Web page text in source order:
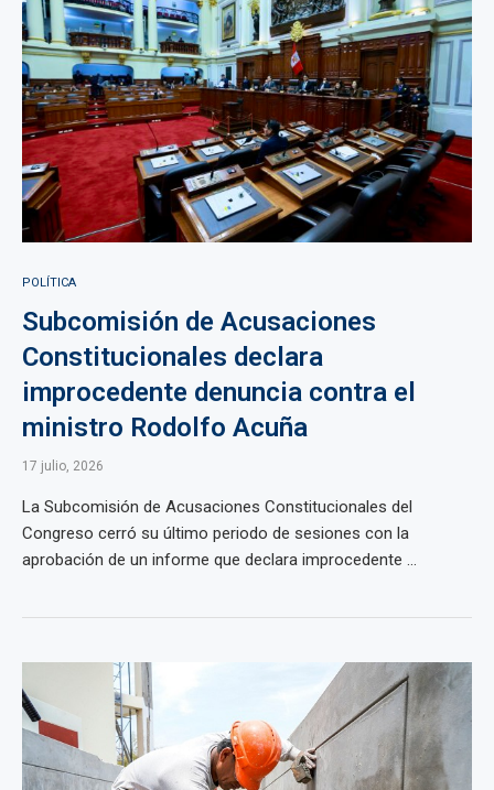
POLÍTICA
Subcomisión de Acusaciones
Constitucionales declara
improcedente denuncia contra el
ministro Rodolfo Acuña
17 julio, 2026
La Subcomisión de Acusaciones Constitucionales del
Congreso cerró su último periodo de sesiones con la
aprobación de un informe que declara improcedente ...